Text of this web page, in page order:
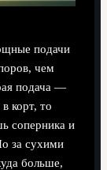
подачи
чем
подача —
корт, то
соперника и
за сухими
больше,